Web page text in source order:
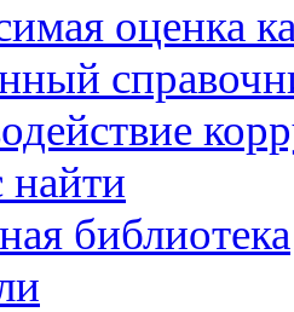
оценка
найти
библиотека